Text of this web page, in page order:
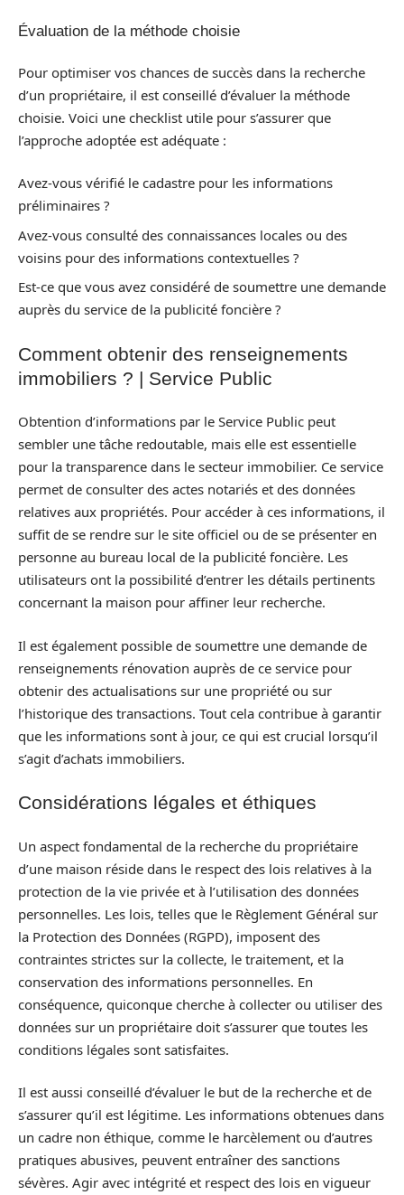
Évaluation de la méthode choisie
Pour optimiser vos chances de succès dans la recherche
d’un propriétaire, il est conseillé d’évaluer la méthode
choisie. Voici une checklist utile pour s’assurer que
l’approche adoptée est adéquate :
Avez-vous vérifié le cadastre pour les informations
préliminaires ?
Avez-vous consulté des connaissances locales ou des
voisins pour des informations contextuelles ?
Est-ce que vous avez considéré de soumettre une demande
auprès du service de la publicité foncière ?
Comment obtenir des renseignements
immobiliers ? | Service Public
Obtention d’informations par le Service Public peut
sembler une tâche redoutable, mais elle est essentielle
pour la transparence dans le secteur immobilier. Ce service
permet de consulter des actes notariés et des données
relatives aux propriétés. Pour accéder à ces informations, il
suffit de se rendre sur le site officiel ou de se présenter en
personne au bureau local de la publicité foncière. Les
utilisateurs ont la possibilité d’entrer les détails pertinents
concernant la maison pour affiner leur recherche.
Il est également possible de soumettre une demande de
renseignements rénovation auprès de ce service pour
obtenir des actualisations sur une propriété ou sur
l’historique des transactions. Tout cela contribue à garantir
que les informations sont à jour, ce qui est crucial lorsqu’il
s’agit d’achats immobiliers.
Considérations légales et éthiques
Un aspect fondamental de la recherche du propriétaire
d’une maison réside dans le respect des lois relatives à la
protection de la vie privée et à l’utilisation des données
personnelles. Les lois, telles que le Règlement Général sur
la Protection des Données (RGPD), imposent des
contraintes strictes sur la collecte, le traitement, et la
conservation des informations personnelles. En
conséquence, quiconque cherche à collecter ou utiliser des
données sur un propriétaire doit s’assurer que toutes les
conditions légales sont satisfaites.
Il est aussi conseillé d’évaluer le but de la recherche et de
s’assurer qu’il est légitime. Les informations obtenues dans
un cadre non éthique, comme le harcèlement ou d’autres
pratiques abusives, peuvent entraîner des sanctions
sévères. Agir avec intégrité et respect des lois en vigueur